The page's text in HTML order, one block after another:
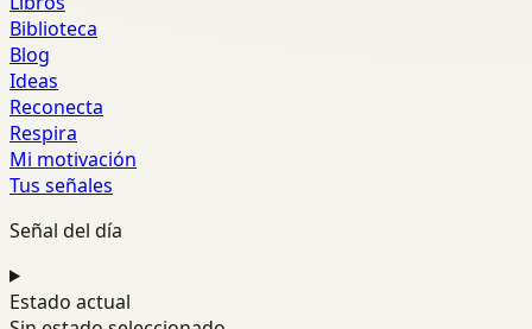
Biblioteca
Blog
Ideas
Reconecta
Respira
Mi motivación
Tus señales
Señal del día
Estado actual